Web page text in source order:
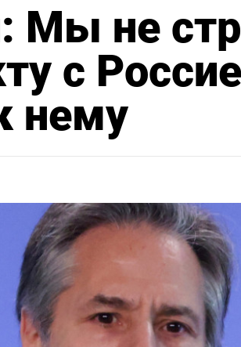
Мы не
с
нему